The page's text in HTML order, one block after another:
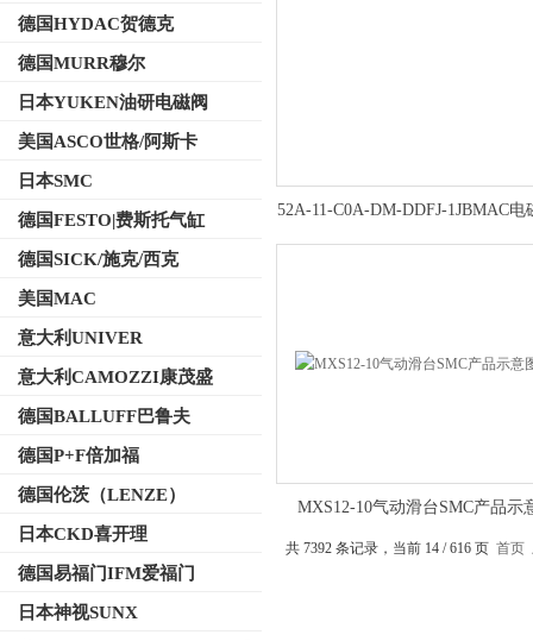
德国HYDAC贺德克
德国MURR穆尔
日本YUKEN油研电磁阀
美国ASCO世格/阿斯卡
日本SMC
德国FESTO|费斯托气缸
德国SICK/施克/西克
美国MAC
意大利UNIVER
意大利CAMOZZI康茂盛
德国BALLUFF巴鲁夫
德国P+F倍加福
德国伦茨（LENZE）
日本CKD喜开理
德国易福门IFM爱福门
日本神视SUNX
52A-11-C0A-DM-DDFJ-1JBMAC电
MXS12-10气动滑台SMC产品示
共 7392 条记录，当前 14 / 616 页 首页